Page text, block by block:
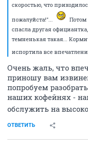
скоростью, что
пожалуйста!"...
Потом
спасла другая
темненькая такая...
испортила все
Очень жаль, что
приношу вам
попробуем
наших кофейнях -
обслужить на
ОТВЕТИТЬ